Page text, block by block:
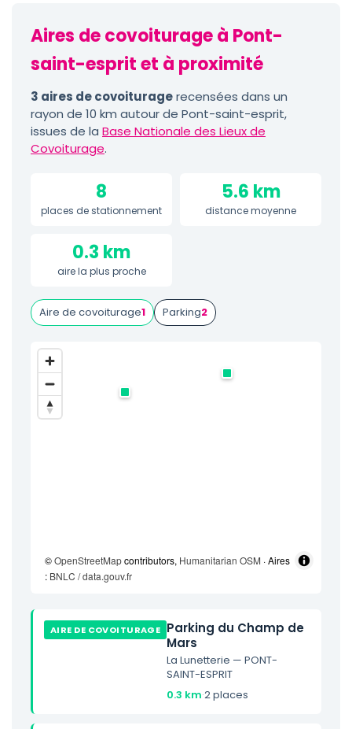
Aires de covoiturage à Pont-
saint-esprit et à proximité
3 aires de covoituragerecensées dans un
rayon de 10 km autour de Pont-saint-esprit,
issues de la Base Nationale des Lieux de
Covoiturage.
8
places de stationnement
5.6 km
distance moyenne
0.3 km
aire la plus proche
Aire de covoiturage1 Parking2
©OpenStreetMapcontributors, Humanitarian OSM · Aires
: BNLC / data.gouv.fr
AIRE DE COVOITURAGE Parking du Champ de
Mars
La Lunetterie — PONT-
SAINT-ESPRIT
0.3 km·2 places